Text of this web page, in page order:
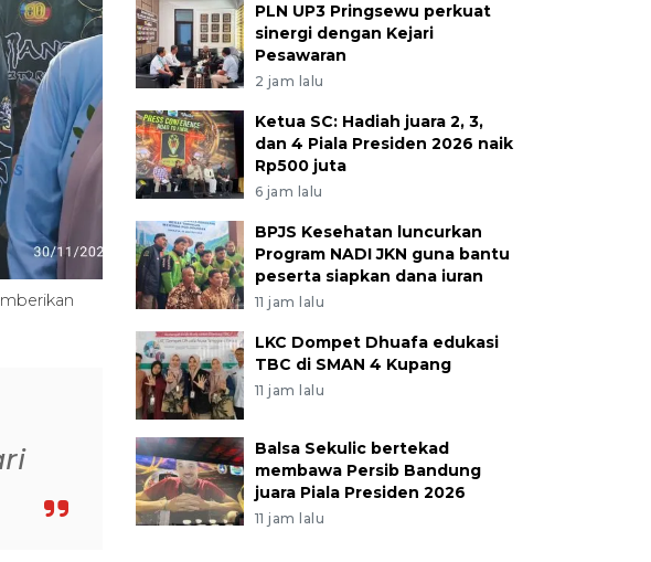
PLN UP3 Pringsewu perkuat
sinergi dengan Kejari
Pesawaran
2 jam lalu
Ketua SC: Hadiah juara 2, 3,
dan 4 Piala Presiden 2026 naik
Rp500 juta
6 jam lalu
BPJS Kesehatan luncurkan
Program NADI JKN guna bantu
peserta siapkan dana iuran
11 jam lalu
LKC Dompet Dhuafa edukasi
TBC di SMAN 4 Kupang
11 jam lalu
Balsa Sekulic bertekad
membawa Persib Bandung
juara Piala Presiden 2026
11 jam lalu